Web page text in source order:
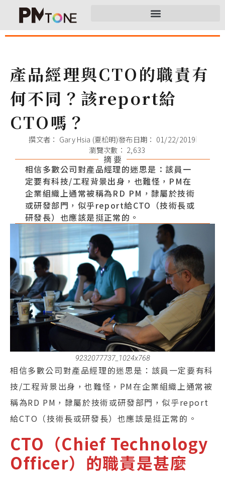
產品經理與CTO的職責有
何不同？該report給
CTO嗎？
撰文者： Gary Hsia (夏松明)發布日期： 01/22/2019
瀏覽次數： 2,633
摘 要
相信多數公司對產品經理的迷思是：該員一
定要有科技/工程背景出身，也難怪，PM在
企業組織上通常被稱為RD PM，隸屬於技術
或研發部門，似乎report給CTO（技術長或
研發長）也應該是挺正常的。
9232077737_1024x768
相信多數公司對產品經理的迷思是：該員一定要有科
技/工程背景出身，也難怪，PM在企業組織上通常被
稱為RD PM，隸屬於技術或研發部門，似乎report
給CTO（技術長或研發長）也應該是挺正常的。
CTO（Chief Technology
Officer）的職責是甚麼